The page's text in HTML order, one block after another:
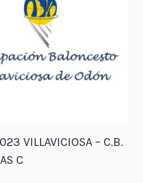
VILLAVICIOSA – C.B.
C